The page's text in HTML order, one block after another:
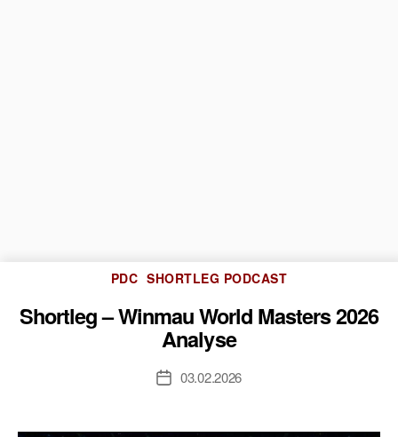
Kategorien
PDC SHORTLEG PODCAST
Shortleg – Winmau World Masters 2026
Analyse
Veröffentlichungsdatum
03.02.2026